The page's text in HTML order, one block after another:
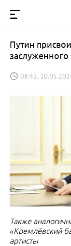
Путин
заслуженного
08:42,
Также
«Кремлёвский
артисты